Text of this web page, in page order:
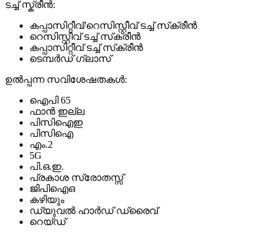
ടച്ച് സ്ക്രീൻ:
കപ്പാസിറ്റീവ്/റെസിസ്റ്റീവ് ടച്ച് സ്‌ക്രീൻ
റെസിസ്റ്റീവ് ടച്ച് സ്‌ക്രീൻ
കപ്പാസിറ്റീവ് ടച്ച് സ്‌ക്രീൻ
ടെമ്പർഡ് ഗ്ലാസ്
ഉൽപ്പന്ന സവിശേഷതകൾ:
ഐപി 65
ഫാൻ ഇല്ല
പിസിഐഇ
പിസിഐ
എം.2
5G
പി.ഒ.ഇ.
പ്രകാശ സ്രോതസ്സ്
ജിപിഐഒ
കഴിയും
ഡ്യുവൽ ഹാർഡ് ഡ്രൈവ്
റെയ്ഡ്